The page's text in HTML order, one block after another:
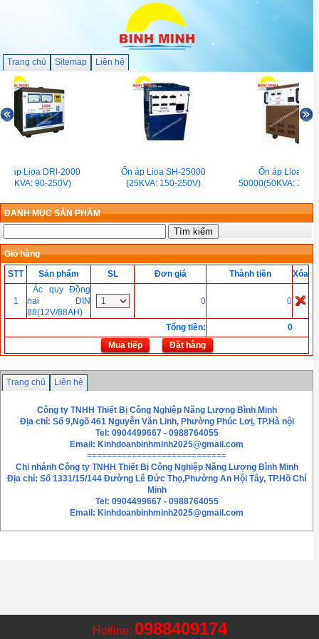
Trang chủ Sitemap Liên hệ
áp Lioa DRI-2000
(2KVA: 90-250V)
Ổn áp Lioa SH-25000
(25KVA: 150-250V)
Ổn áp Lioa SH-
50000(50KVA: 150-
DANH MỤC SẢN PHẨM
Giỏ hàng
STT
Sản phẩm SL Đơn giá Thành tiền Xóa
1
Ắc quy Đồng
nai DIN
88(12V/88AH)
0 0
Tổng tiền:
0
Mua tiếp
Đặt hàng
0988409174
Trang chủ Liên hệ
Công ty TNHH Thiết Bị Công Nghiệp Năng Lượng Bình Minh
Địa chỉ: Số 9,Ngõ 461 Nguyễn Văn Linh, Phường Phúc Lơị, TP.Hà nội
Tel: 0904499667 - 0988764055
Email: Kinhdoanbinhminh2025@gmail.com
============================
Chi nhánh Công ty TNHH Thiết Bị Công Nghiệp Năng Lượng Bình Minh
Địa chỉ: Số 1331/15/144 Đường Lê Đức Thọ,Phường An Hội Tây, TP.Hồ Chí
Minh
Tel: 0904499667 - 0988764055
Email: Kinhdoanbinhminh2025@gmail.com